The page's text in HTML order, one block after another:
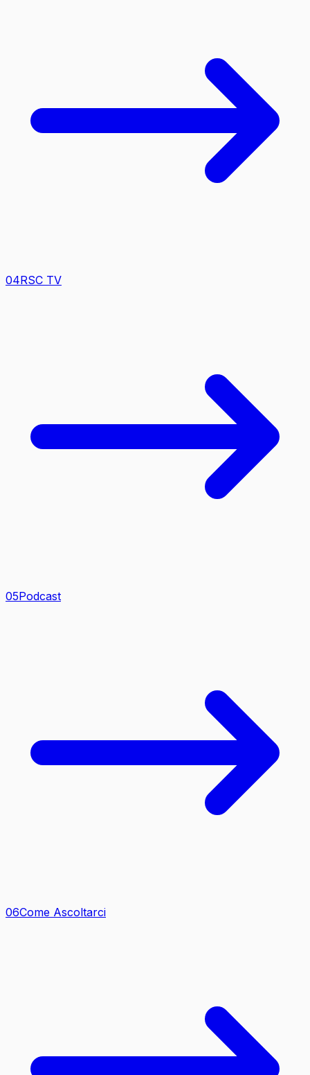
04RSC TV
05Podcast
06Come Ascoltarci